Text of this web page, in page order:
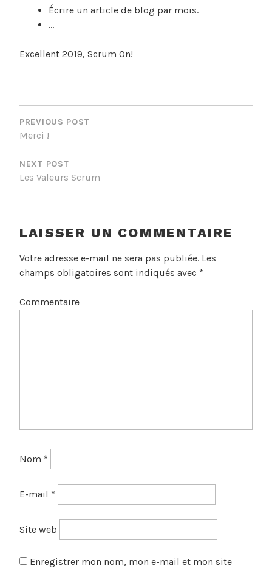
Écrire un article de blog par mois.
…
Excellent 2019, Scrum On!
NAVIGATION
DE
L’ARTICLE
PREVIOUS POST
Merci !
NEXT POST
Les Valeurs Scrum
LAISSER UN COMMENTAIRE
Votre adresse e-mail ne sera pas publiée. Les
champs obligatoires sont indiqués avec *
Commentaire
Nom *
E-mail *
Site web
Enregistrer mon nom, mon e-mail et mon site